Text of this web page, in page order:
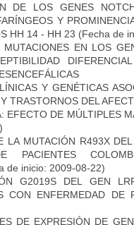
DE LOS GENES
Y
HH 14 - HH 23 (Fecha de
EN LOS
Y GENÉTICAS
TRASTORNOS DEL
EFECTO DE MÚLTIPLES
LA MUTACIÓN R493X
de inicio: 2009-08-22)
G2019S DEL GEN
CON ENFERMEDAD DE
DE EXPRESIÓN DE